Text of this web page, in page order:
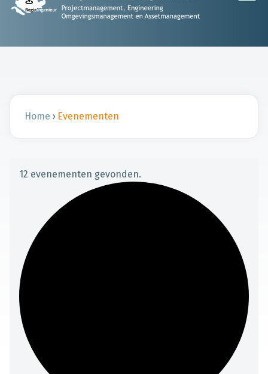
Home › Evenementen
12 evenementen gevonden.